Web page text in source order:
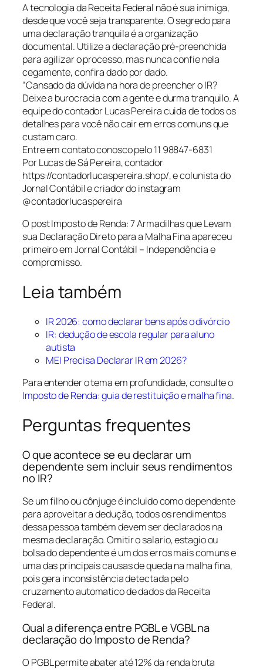
A tecnologia da Receita Federal não é sua inimiga,
desde que você seja transparente. O segredo para
uma declaração tranquila é a organização
documental. Utilize a declaração pré-preenchida
para agilizar o processo, mas nunca confie nela
cegamente, confira dado por dado.
“Cansado da dúvida na hora de preencher o IR?
Deixe a burocracia com a gente e durma tranquilo. A
equipe do contador Lucas Pereira cuida de todos os
detalhes para você não cair em erros comuns que
custam caro.
Entre em contato conosco pelo 11 98847-6831
Por Lucas de Sá Pereira, contador
https://contadorlucaspereira.shop/, e colunista do
Jornal Contábil e criador do instagram
@contadorlucaspereira
O post Imposto de Renda: 7 Armadilhas que Levam
sua Declaração Direto para a Malha Fina apareceu
primeiro em Jornal Contábil – Independência e
compromisso.
Leia também
IR 2026: como declarar bens após o divórcio
IR: dedução de escola regular para aluno
autista
MEI Precisa Declarar IR em 2026?
Para entender o tema em profundidade, consulte o
Imposto de Renda: guia de restituição e malha fina.
Perguntas frequentes
O que acontece se eu declarar um
dependente sem incluir seus rendimentos
no IR?
Se um filho ou cônjuge é incluido como dependente
para aproveitar a dedução, todos os rendimentos
dessa pessoa também devem ser declarados na
mesma declaração. Omitir o salario, estagio ou
bolsa do dependente é um dos erros mais comuns e
uma das principais causas de queda na malha fina,
pois gera inconsistência detectada pelo
cruzamento automatico de dados da Receita
Federal.
Qual a diferença entre PGBL e VGBL na
declaração do Imposto de Renda?
O PGBL permite abater até 12% da renda bruta